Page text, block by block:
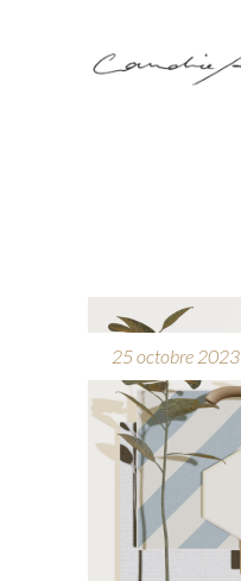
25 octobre 2023